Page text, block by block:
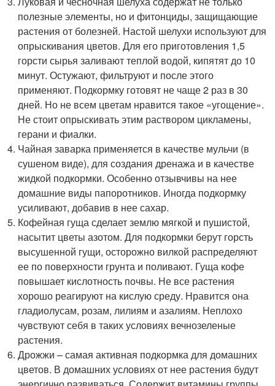
полезные элементы, но и фитонциды, защищающие
растения от болезней. Настой шелухи используют для
опрыскивания цветов. Для его приготовления 1,5
горсти сырья заливают теплой водой, кипятят до 10
минут. Остужают, фильтруют и после этого
применяют. Подкормку готовят не чаще 2 раз в 30
дней. Но не всем цветам нравится такое «угощение».
Не стоит опрыскивать этим раствором цикламены,
герани и фиалки.
Чайная заварка применяется в качестве мульчи (в
сушеном виде), для создания дренажа и в качестве
жидкой подкормки. Особенно отзывчивы на нее
домашние виды папоротников. Иногда подкормку
усиливают, добавив в нее сахар.
Кофейная гуща сделает землю мягкой и пушистой,
насытит цветы азотом. Для подкормки берут горсть
высушенной гущи, осторожно вилкой распределяют
ее по поверхности грунта и поливают. Гуща кофе
повышает кислотность почвы. Не все растения
хорошо реагируют на кислую среду. Нравится она
гладиолусам, розам, лилиям и азалиям. Неплохо
чувствуют себя в таких условиях вечнозеленые
растения.
Дрожжи – самая активная подкормка для домашних
цветов. В домашних условиях от нее растения будут